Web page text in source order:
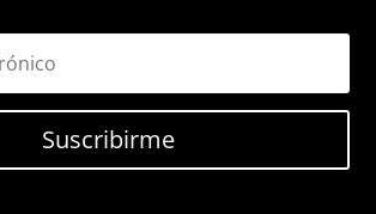
Suscribirme